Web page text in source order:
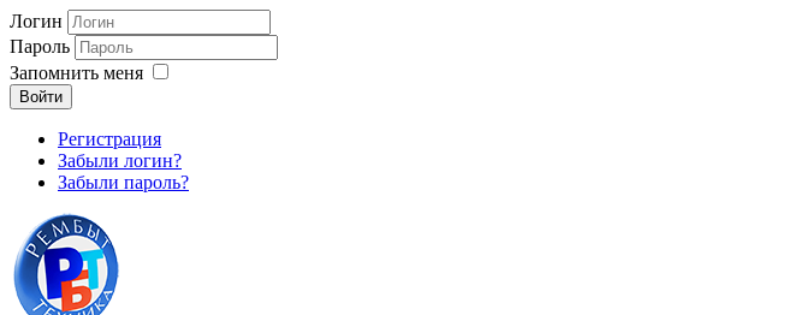
Логин
Пароль
Запомнить меня
Войти
Регистрация
Забыли логин?
Забыли пароль?